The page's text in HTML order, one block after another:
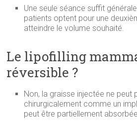
Une seule séance suffit
patients optent pour une
atteindre le volume souhaité.
Le lipofilling
réversible ?
Non, la graisse injectée ne peut
chirurgicalement comme un
peut être partiellement